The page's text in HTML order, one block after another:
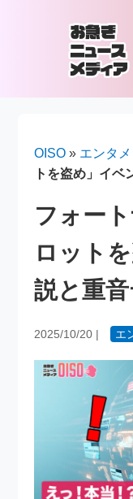
OISO » エンタメ
トを盗め」イベ
フォー
ロット
説と重
2025/10/20 | エ